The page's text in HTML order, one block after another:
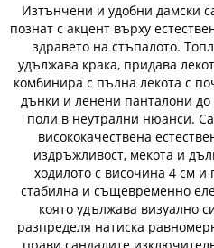
Изтънчени и удобни дамски
познат с акцент върху
здравето на стъпалото.
удължава крака, придава
комбинира с пълна лекота с
дънки и ленени панталони
поли в неутрални нюанси.
висококачествена
издръжливост, мекота и
ходилото с височина 4 см
стабилна и същевременно
която удължава визуално
разпределя натиска